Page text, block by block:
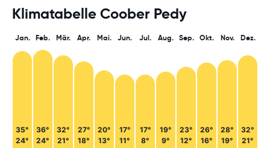
Klimatabelle Coober Pedy
Jan.
35°
24°
Feb.
36°
24°
Mär.
32°
21°
Apr.
27°
18°
Mai.
20°
13°
Jun.
17°
11°
Jul.
17°
8°
Aug.
19°
9°
Sep.
23°
12°
Okt.
26°
16°
Nov.
28°
19°
Dez.
32°
21°